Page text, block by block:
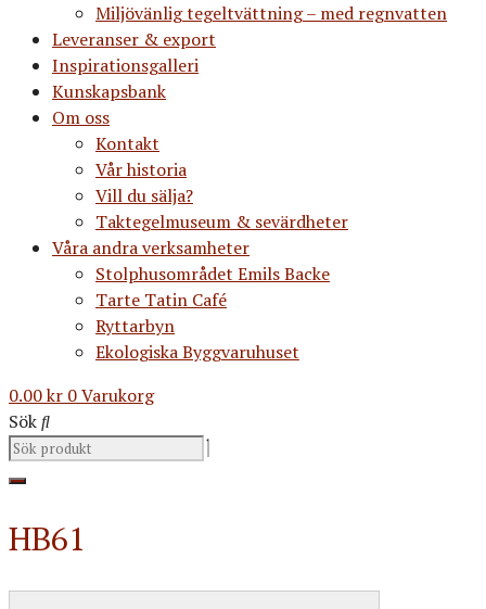
Miljövänlig tegeltvättning – med regnvatten
Leveranser & export
Inspirationsgalleri
Kunskapsbank
Om oss
Kontakt
Vår historia
Vill du sälja?
Taktegelmuseum & sevärdheter
Våra andra verksamheter
Stolphusområdet Emils Backe
Tarte Tatin Café
Ryttarbyn
Ekologiska Byggvaruhuset
0.00kr 0Varukorg
Sök
HB61